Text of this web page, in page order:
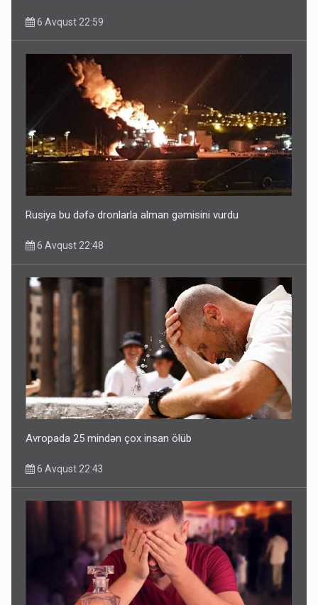
Ərdoğana sui-qəsd planının iştirakçısı detalları açıqladı
6 Avqust 22:59
Rusiya bu dəfə dronlarla alman gəmisini vurdu
6 Avqust 22:48
Avropada 25 mindən çox insan ölüb
6 Avqust 22:43